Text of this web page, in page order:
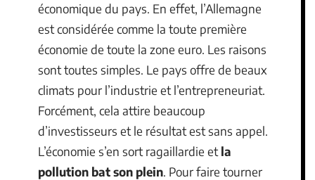
économique du pays. En effet, l’Allemagne
est considérée comme la toute première
économie de toute la zone euro. Les raisons
sont toutes simples. Le pays offre de beaux
climats pour l’industrie et l’entrepreneuriat.
Forcément, cela attire beaucoup
d’investisseurs et le résultat est sans appel.
L’économie s’en sort ragaillardie et la
pollution bat son plein. Pour faire tourner